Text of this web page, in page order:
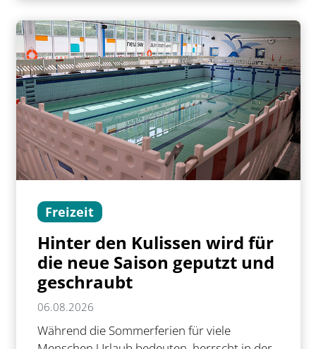
Freizeit
Hinter den Kulissen wird für
die neue Saison geputzt und
geschraubt
06.08.2026
Während die Sommerferien für viele